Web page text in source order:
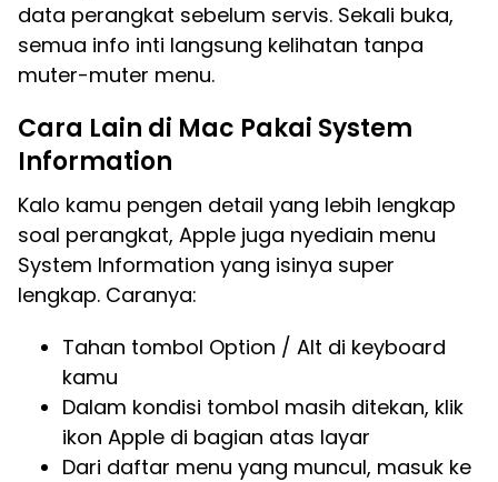
data perangkat sebelum servis. Sekali buka,
semua info inti langsung kelihatan tanpa
muter-muter menu.
Cara Lain di Mac Pakai System
Information
Kalo kamu pengen detail yang lebih lengkap
soal perangkat, Apple juga nyediain menu
System Information yang isinya super
lengkap. Caranya:
Tahan tombol Option / Alt di keyboard
kamu
Dalam kondisi tombol masih ditekan, klik
ikon Apple di bagian atas layar
Dari daftar menu yang muncul, masuk ke